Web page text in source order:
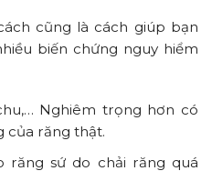
cũng là cách giúp bạn
biến chứng nguy hiểm
Nghiêm trọng hơn có
của răng thật.
răng sứ do chải răng quá